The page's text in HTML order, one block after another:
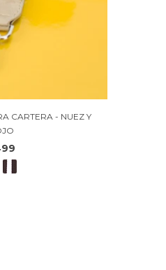
CARTERA - NUEZ Y